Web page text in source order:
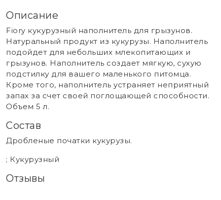
Описание
Fiory кукурузный наполнитель для грызунов.
Натуральный продукт из кукурузы. Наполнитель
подойдет для небольших млекопитающих и
грызунов. Наполнитель создает мягкую, сухую
подстилку для вашего маленького питомца.
Кроме того, наполнитель устраняет неприятный
запах за счет своей поглощающей способности.
Объем 5 л.
Состав
Дробленые початки кукурузы.
; Кукурузный
Отзывы